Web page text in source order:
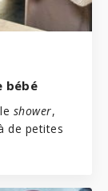
bébé
shower,
de petites